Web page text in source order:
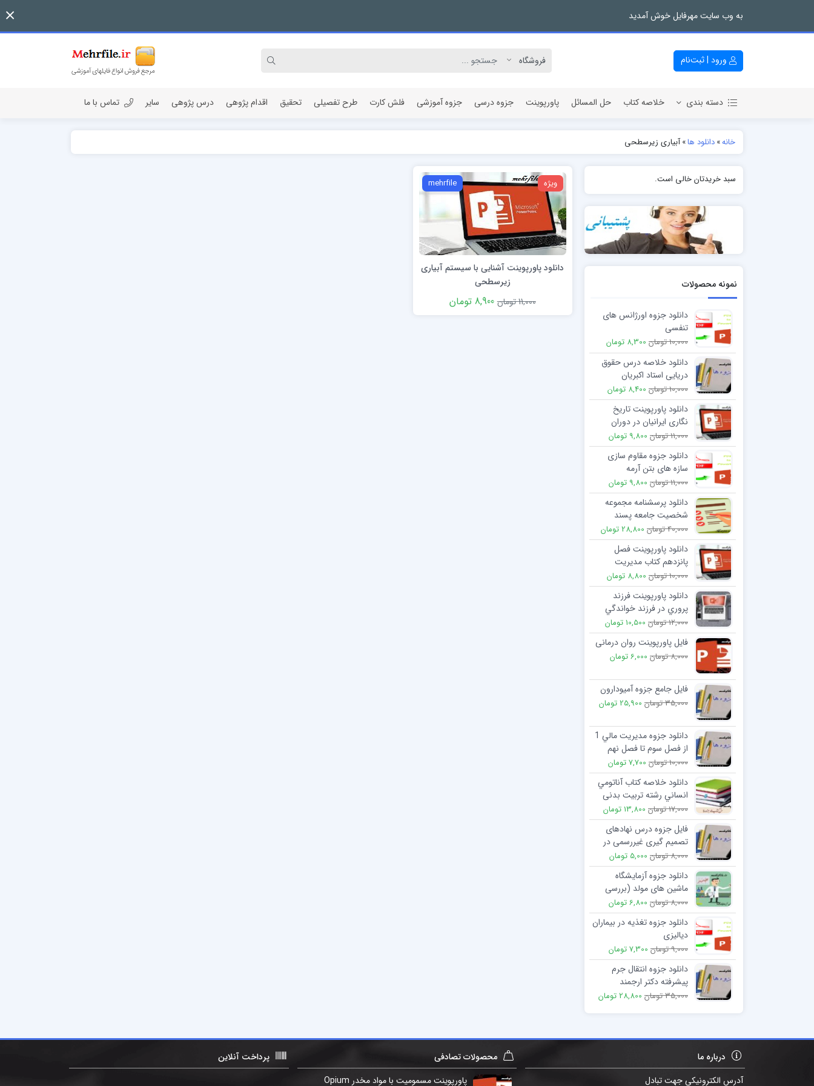
به وب سایت مهرفایل خوش آمدید
ورود | ثبت‌نام
دسته بندی
مقاله پژوهشی
خلاصه کتاب حل المسائل پاورپوینت جزوه درسی جزوه آموزشی فلش کارت طرح تفصیلی تحقیق اقدام پژوهی درس پژوهی سایر تماس با ما
خانه»دانلود ها»آبیاری زیرسطحی
ویژه mehrfile
دانلود پاورپوینت آشنایی با سیستم آبیاری
زیرسطحی
11,000 تومان
8,900 تومان
سبد خریدتان خالی است.
نمونه محصولات
دانلود جزوه اورژانس های
تنفسی
10,000 تومان 8,300 تومان
دانلود خلاصه درس حقوق
دریایی استاد اکبریان
10,000 تومان 8,400 تومان
دانلود پاورپوینت تاریخ
نگاری ایرانیان در دوران
باستان
11,000 تومان 9,800 تومان
دانلود جزوه مقاوم سازی
سازه های بتن آرمه
11,000 تومان 9,800 تومان
دانلود پرسشنامه مجموعه
شخصیت جامعه پسند
(pbs) روانشناسی
40,000 تومان 28,800 تومان
دانلود پاورپوینت فصل
پانزدهم کتاب مدیریت
پرستاری با عنوان مديريت
بحران
10,000 تومان 8,800 تومان
دانلود پاورپوینت فرزند
پروري در فرزند خواندگي
12,000 تومان 10,500 تومان
فایل پاورپوینت روان درمانی
8,000 تومان 6,000 تومان
فایل جامع جزوه آمیودارون
35,000 تومان 25,900 تومان
دانلود جزوه مديريت مالي 1
از فصل سوم تا فصل نهم
10,000 تومان 7,700 تومان
دانلود خلاصه کتاب آناتومي
انساني رشته تربيت بدنی
تالیف علي اصغر رواسي
17,000 تومان 13,800 تومان
فایل جزوه درس نهادهای
تصمیم گیری غیررسمی در
آمریکا
8,000 تومان 5,000 تومان
دانلود جزوه آزمایشگاه
ماشین های مولد (بررسی
انواع مولد های جریان
مستقیم)
8,000 تومان 6,800 تومان
دانلود جزوه تغذیه در بیماران
دیالیزی
9,000 تومان 7,300 تومان
دانلود جزوه انتقال جرم
پیشرفته دکتر ارجمند
35,000 تومان 28,800 تومان
درباره ما
آدرس الکترونیکی جهت تبادل
محصولات تصادفی
پاورپوینت مسمومیت با مواد مخدر Opium
پرداخت آنلاین